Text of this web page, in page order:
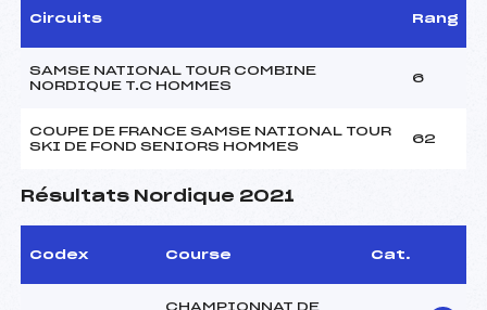
Circuits Rang
SAMSE NATIONAL TOUR COMBINE
NORDIQUE T.C HOMMES
6
COUPE DE FRANCE SAMSE NATIONAL TOUR
SKI DE FOND SENIORS HOMMES
62
Résultats Nordique 2021
Codex Course Cat.
CHAMPIONNAT DE